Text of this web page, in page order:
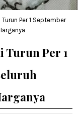
Per 1 September
Turun Per 1